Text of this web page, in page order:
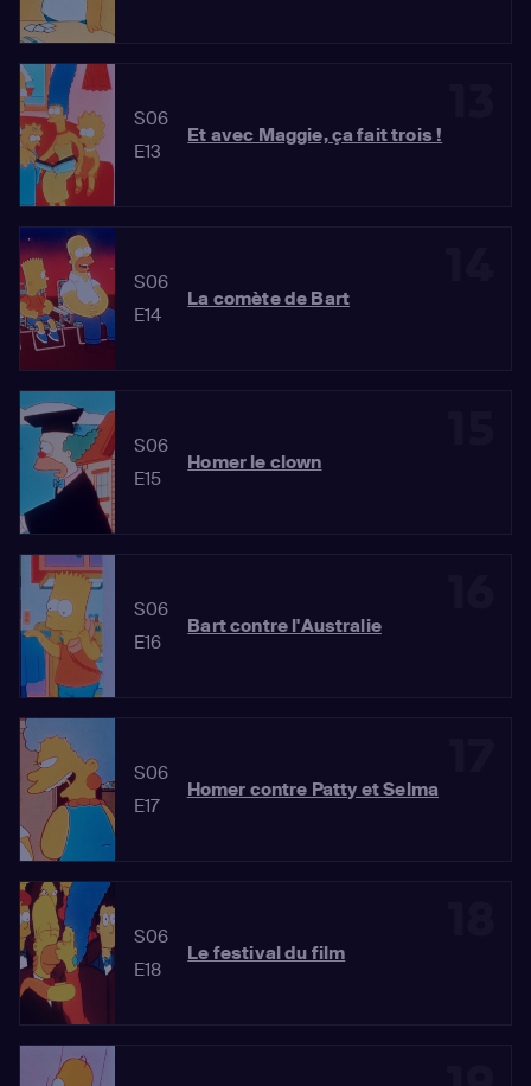
S06
E13
Et avec Maggie, ça fait trois !
S06
E14
La comète de Bart
S06
E15
Homer le clown
S06
E16
Bart contre l'Australie
S06
E17
Homer contre Patty et Selma
S06
E18
Le festival du film